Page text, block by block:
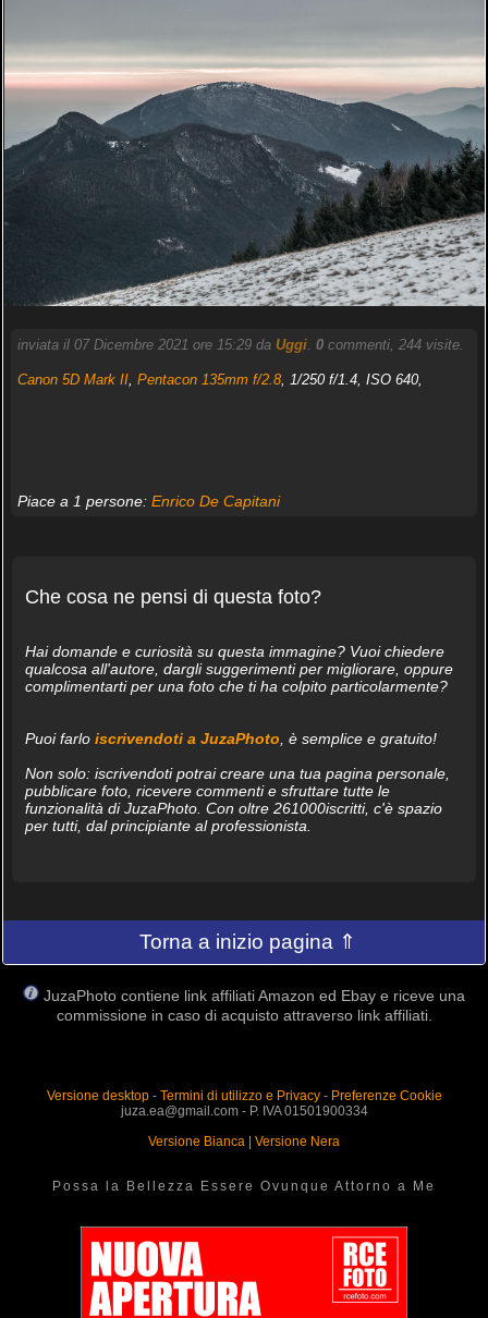
inviata il 07 Dicembre 2021 ore 15:29 da Uggi. 0commenti, 244 visite.
Canon 5D Mark II, Pentacon 135mm f/2.8, 1/250 f/1.4, ISO 640,
Piace a 1 persone: Enrico De Capitani
Che cosa ne pensi di questa foto?
Hai domande e curiosità su questa immagine? Vuoi chiedere
qualcosa all'autore, dargli suggerimenti per migliorare, oppure
complimentarti per una foto che ti ha colpito particolarmente?
Puoi farlo iscrivendoti a JuzaPhoto , è semplice e gratuito!
Non solo: iscrivendoti potrai creare una tua pagina personale,
pubblicare foto, ricevere commenti e sfruttare tutte le
funzionalità di JuzaPhoto. Con oltre 261000iscritti, c'è spazio
per tutti, dal principiante al professionista.
Torna a inizio pagina ⇑
JuzaPhoto contiene link affiliati Amazon ed Ebay e riceve una
commissione in caso di acquisto attraverso link affiliati.
Versione desktop- Termini di utilizzo e Privacy- Preferenze Cookie
juza.ea@gmail.com - P. IVA 01501900334
Versione Bianca
Versione Nera
Possa la Bellezza Essere Ovunque Attorno a Me